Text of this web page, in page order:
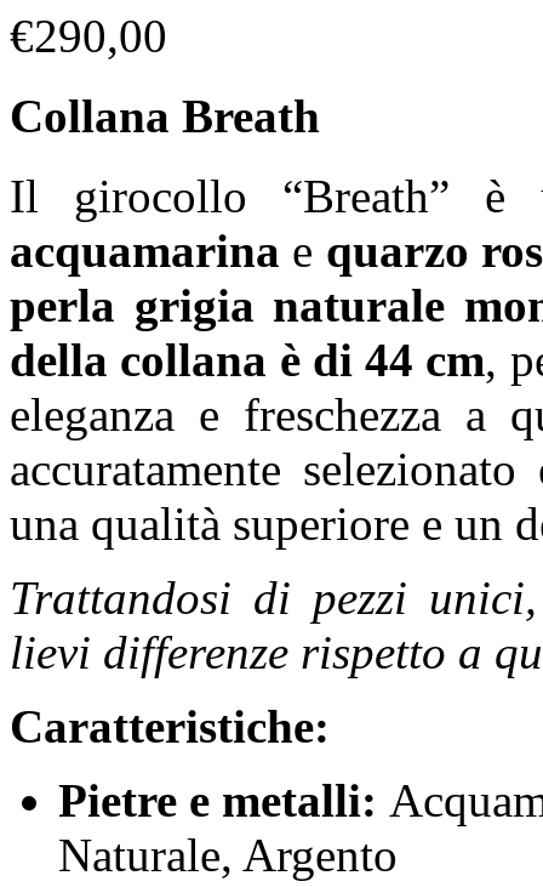
€290,00
Collana Breath
Il girocollo “Breath” è
acquamarina e quarzo
perla grigia naturale
della collana è di 44 cm,
eleganza e freschezza a
accuratamente
una qualità superiore e un
Trattandosi di pezzi
lievi differenze rispetto a
Caratteristiche:
Pietre e metalli:
Naturale, Argento